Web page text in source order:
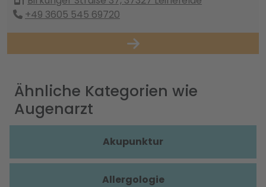
+49 3605 545 69720
Ähnliche Kategorien wie
Augenarzt
Akupunktur
Allergologie